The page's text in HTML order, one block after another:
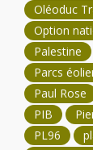
Oléoduc
Option
Palestine
Parcs
Paul Rose
PIB
PL96